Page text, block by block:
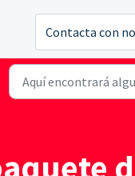
Contacta con